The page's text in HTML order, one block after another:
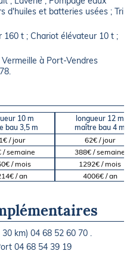
d'huiles et batteries usées ; Tri
160 t ; Chariot élévateur 10 t ;
à Port-Vendres
10 m
bau 3,5 m
/ jour
/ semaine
/ mois
/ an
longueur 12 m
maître bau 4 m
62€ / jour
388€ / semaine
1292€ / mois
4006€ / an
km) 04 68 52 60 70 .
04 68 54 39 19